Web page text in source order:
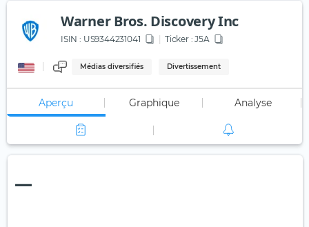
Warner Bros. Discovery Inc
ISIN : US9344231041 Ticker : J5A
Médias diversifiés Divertissement
Aperçu Graphique Analyse
—